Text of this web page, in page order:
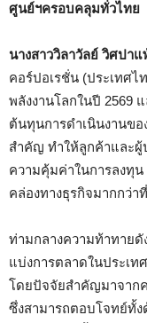
ศูนย์ฯครอบคลุมทั่วไทย
นางสาววิลาวัลย์ วิศปาแ
คอร์ปอเรชั่น (ประเทศไ
พลังงานโลกในปี 2569
ต้นทุนการดำเนินงานข
สำคัญ ทำให้ลูกค้าและ
ความคุ้มค่าในการลงทุน
คล่องทางธุรกิจมากกว่า
ท่ามกลางความท้าทายดั
แบ่งการตลาดในประเท
โดยปัจจัยสำคัญมาจาก
ซึ่งสามารถตอบโจทย์ทั้